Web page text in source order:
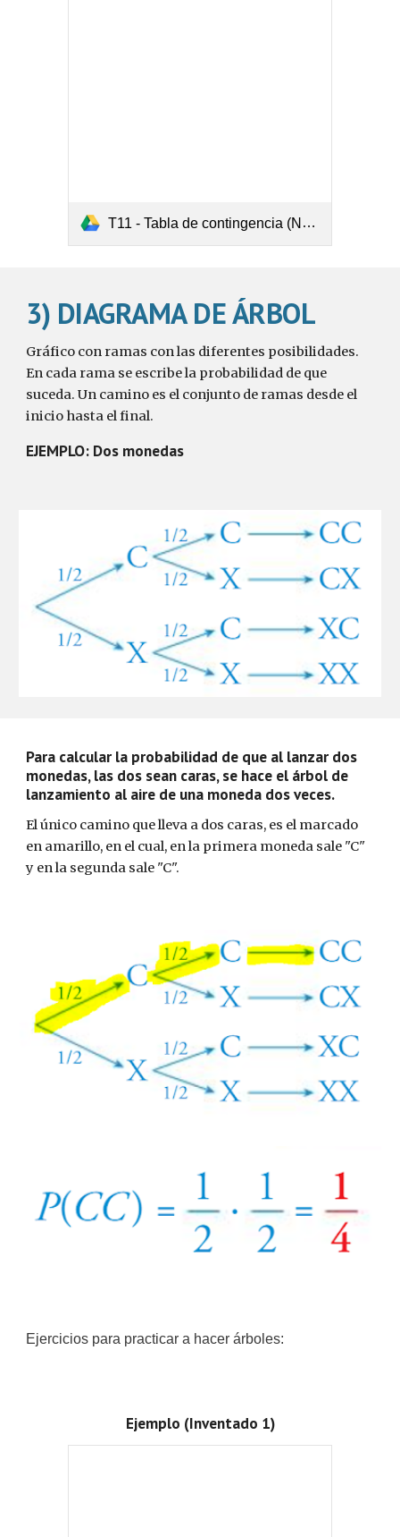
T11 - Tabla de contingencia (Nº17).pdf
3) DIAGRAMA DE ÁRBOL
Gráfico con ramas con las diferentes posibilidades.
En cada rama se escribe la probabilidad de que
suceda. Un camino es el conjunto de ramas desde el
inicio hasta el final.
EJEMPLO: Dos monedas
Para calcular la probabilidad de que al lanzar dos
monedas, las dos sean caras, se hace el árbol de
lanzamiento al aire de una moneda dos veces.
El único camino que lleva a dos caras, es el marcado
en amarillo, en el cual, en la primera moneda sale "C"
y en la segunda sale "C".
Ejercicios para practicar a hacer árboles:
Ejemplo (Inventado 1)